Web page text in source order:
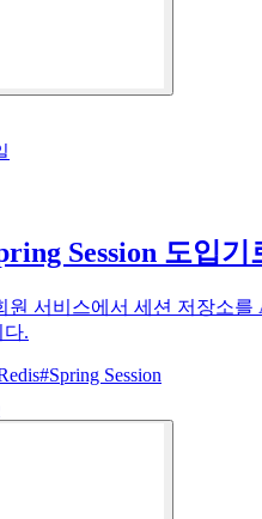
Session 도입
원 서비스에서 세션 저장소를
다.
#Spring Session